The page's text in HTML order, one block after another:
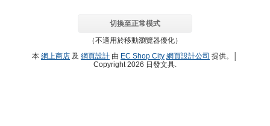
切換至正常模式
（不適用於移動瀏覽器優化）
本 網上商店 及 網頁設計 由 EC Shop City 網頁設計公司 提供。│
Copyright 2026 日發文具.